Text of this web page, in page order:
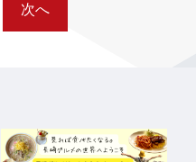
次へ